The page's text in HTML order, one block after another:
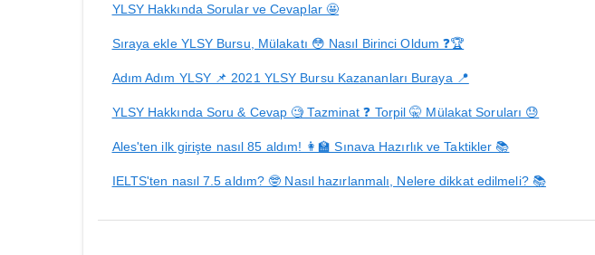
YLSY Hakkında Sorular ve Cevaplar 🤩
Sıraya ekle YLSY Bursu, Mülakatı 😳 Nasıl Birinci Oldum ❓🏆
Adım Adım YLSY 📌 2021 YLSY Bursu Kazananları Buraya 📍
YLSY Hakkında Soru & Cevap 🧐 Tazminat ❓ Torpil 🤫 Mülakat Soruları 😓
Ales'ten ilk girişte nasıl 85 aldım! 👩‍🏫 Sınava Hazırlık ve Taktikler 📚
IELTS'ten nasıl 7.5 aldım? 🤓 Nasıl hazırlanmalı, Nelere dikkat edilmeli? 📚